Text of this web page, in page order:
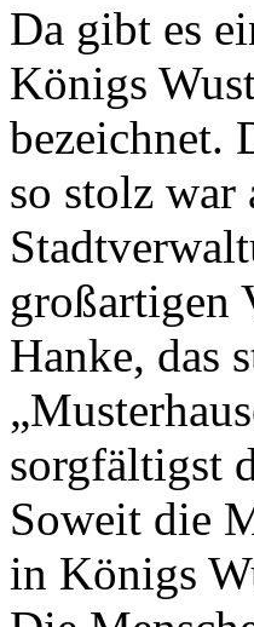
Da gibt es
Königs
bezeichnet.
so stolz war
großartigen
Hanke, das
sorgfältigst
Soweit die
in Königs